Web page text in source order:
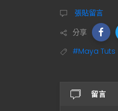
張貼留言
分享
#Maya Tuts
留言